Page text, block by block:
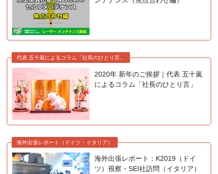
代表 五十嵐によるコラム「社長のひとり言」
2020年 新年のご挨拶｜代表 五十嵐
によるコラム「社長のひとり言」
海外出張レポート（ドイツ・イタリア）
海外出張レポート：K2019（ドイ
ツ）視察・SEI社訪問（イタリア）